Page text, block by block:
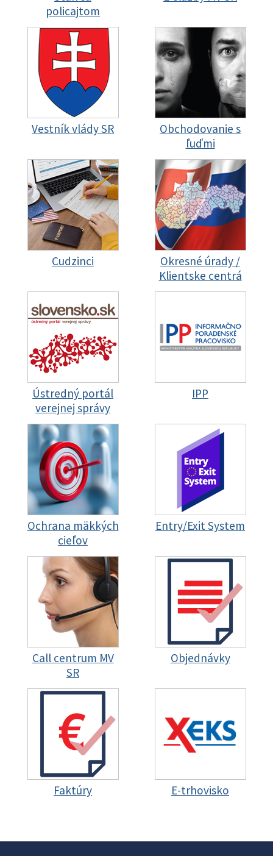
policajtom
Vestník vlády SR
Obchodovanie s
ľuďmi
Cudzinci
Okresné úrady /
Klientske centrá
Ústredný portál
verejnej správy
IPP
Ochrana mäkkých
cieľov
Entry/Exit System
Call centrum MV
SR
Objednávky
Faktúry E-trhovisko